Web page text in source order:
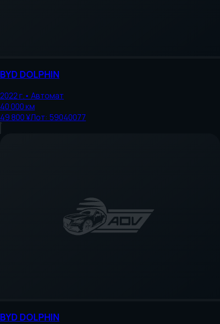
BYD DOLPHIN
2022г.• Автомат
40 000км
49 800 ¥Лот: 59040077
BYD DOLPHIN